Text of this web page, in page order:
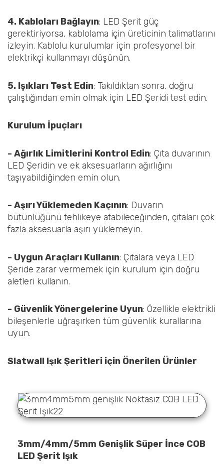
4. Kabloları Bağlayın: LED Şerit güç
gerektiriyorsa, kablolama için üreticinin talimatlarını
izleyin. Kablolu kurulumlar için profesyonel bir
elektrikçi kullanmayı düşünün.
5. Işıkları Test Edin: Takıldıktan sonra, doğru
çalıştığından emin olmak için LED Şeridi test edin.
Kurulum İpuçları
- Ağırlık Limitlerini Kontrol Edin: Çıta duvarının
LED Şeridin ve ek aksesuarların ağırlığını
taşıyabildiğinden emin olun.
- Aşırı Yüklemeden Kaçının: Duvarın
bütünlüğünü tehlikeye atabileceğinden, çıtaları çok
fazla aksesuarla aşırı yüklemeyin.
- Uygun Araçları Kullanın: Çıtalara veya LED
Şeride zarar vermemek için kurulum için doğru
aletleri kullanın.
- Güvenlik Yönergelerine Uyun: Özellikle elektrikli
bileşenlerle uğraşırken tüm güvenlik kurallarına
uyun.
Slatwall Işık Şeritleri için Önerilen Ürünler
3mm/4mm/5mm Genişlik Süper İnce COB
LED Şerit Işık